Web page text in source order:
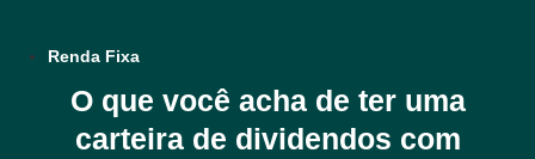
Renda Fixa
O que você acha de ter uma
carteira de dividendos com